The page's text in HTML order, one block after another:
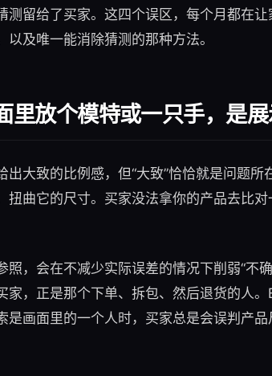
测留给了买家。这四个误区，每个月都在
以及唯一能消除猜测的那种方法。
里放个模特或一只手，是
出大致的比例感，但“大致”恰恰就是问题
扭曲它的尺寸。买家没法拿你的产品去比
照，会在不减少实际误差的情况下削弱“不
家，正是那个下单、拆包、然后退货的人
画面里的一个人时，买家总是会误判产品